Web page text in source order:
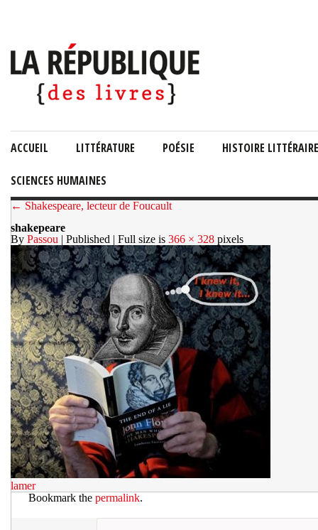
ACCUEIL LITTÉRATURE POÉSIE HISTOIRE LITTÉRAIRE
SCIENCES HUMAINES
← Shakespeare, lecteur de Foucault
shakepeare
By Passou | Published | Full size is 366 × 328 pixels
lamer
Bookmark the permalink.